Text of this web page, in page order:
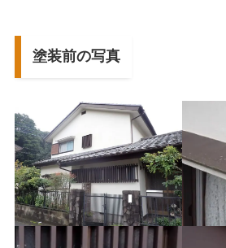
塗装前の写真